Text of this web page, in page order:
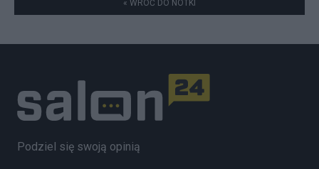
« WRÓĆ DO NOTKI
Podziel się swoją opinią